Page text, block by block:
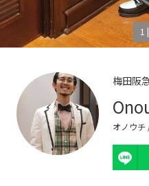
1
梅田阪
オノウチ